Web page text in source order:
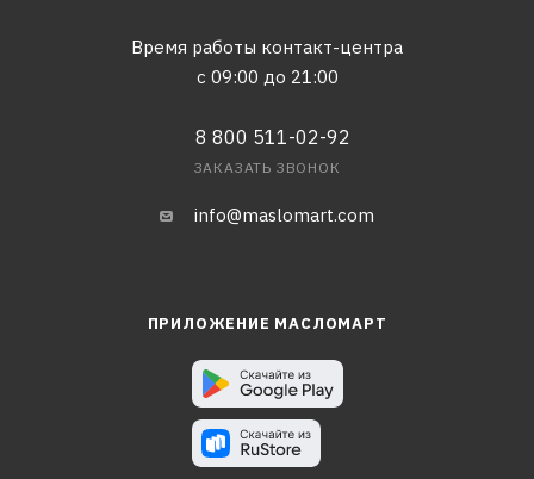
Время работы контакт-центра
с 09:00 до 21:00
8 800 511-02-92
ЗАКАЗАТЬ ЗВОНОК
info@maslomart.com
ПРИЛОЖЕНИЕ МАСЛОМАРТ